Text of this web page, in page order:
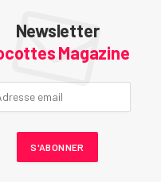
Newsletter
Magazine